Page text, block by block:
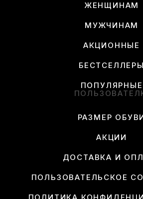
ЖЕНЩИНАМ
МУЖЧИНАМ
АКЦИОННЫЕ
БЕСТСЕЛЛЕРЫ
ПОПУЛЯРНЫЕ
РАЗМЕР
АКЦИИ
ДОСТАВКА И
ПОЛЬЗОВАТЕЛЬСКОЕ